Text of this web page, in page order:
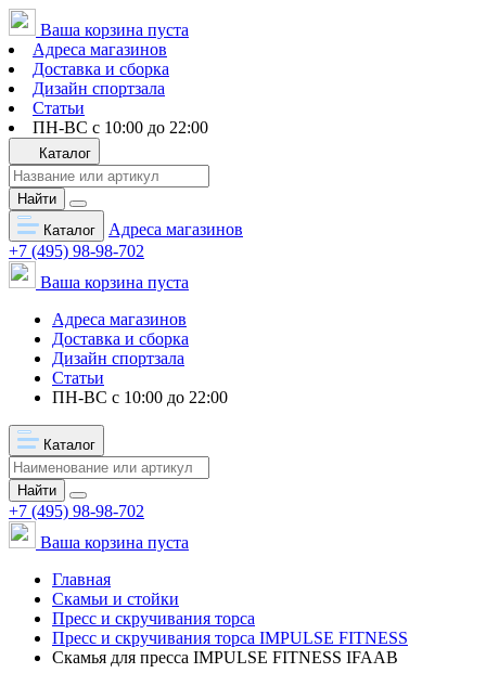
Ваша корзина пуста
Адреса магазинов
Доставка и сборка
Дизайн спортзала
Статьи
ПН-ВС с 10:00 до 22:00
Каталог
Найти
Каталог
Адреса магазинов
+7 (495) 98-98-702
Ваша корзина пуста
Адреса магазинов
Доставка и сборка
Дизайн спортзала
Статьи
ПН-ВС с 10:00 до 22:00
Каталог
Найти
+7 (495) 98-98-702
Ваша корзина пуста
Главная
Скамьи и стойки
Пресс и скручивания торса
Пресс и скручивания торса IMPULSE FITNESS
Скамья для пресса IMPULSE FITNESS IFAAB